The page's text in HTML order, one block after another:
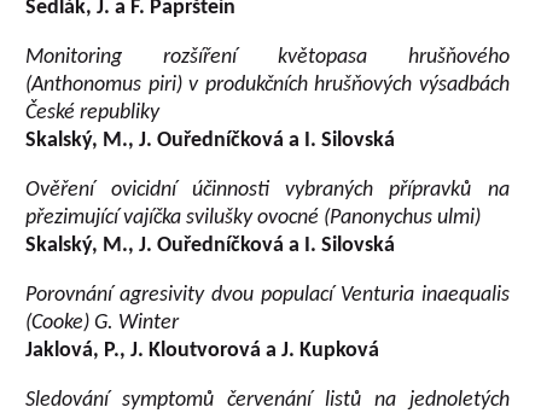
Sedlák, J. a F. Paprštein
Monitoring rozšíření květopasa hrušňového
(Anthonomus piri) v produkčních hrušňových výsadbách
České republiky
Skalský, M., J. Ouředníčková a I. Silovská
Ověření ovicidní účinnosti vybraných přípravků na
přezimující vajíčka svilušky ovocné (Panonychus ulmi)
Skalský, M., J. Ouředníčková a I. Silovská
Porovnání agresivity dvou populací Venturia inaequalis
(Cooke) G. Winter
Jaklová, P., J. Kloutvorová a J. Kupková
Sledování symptomů červenání listů na jednoletých